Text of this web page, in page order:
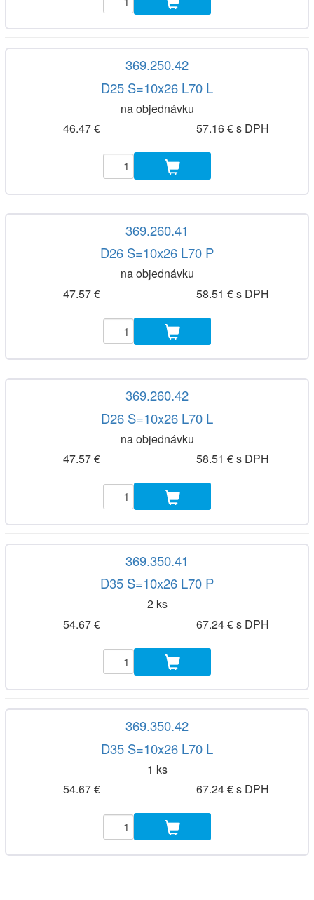
369.250.42
D25 S=10x26 L70 L
na objednávku
46.47 €
57.16 € s DPH
369.260.41
D26 S=10x26 L70 P
na objednávku
47.57 €
58.51 € s DPH
369.260.42
D26 S=10x26 L70 L
na objednávku
47.57 €
58.51 € s DPH
369.350.41
D35 S=10x26 L70 P
2 ks
54.67 €
67.24 € s DPH
369.350.42
D35 S=10x26 L70 L
1 ks
54.67 €
67.24 € s DPH